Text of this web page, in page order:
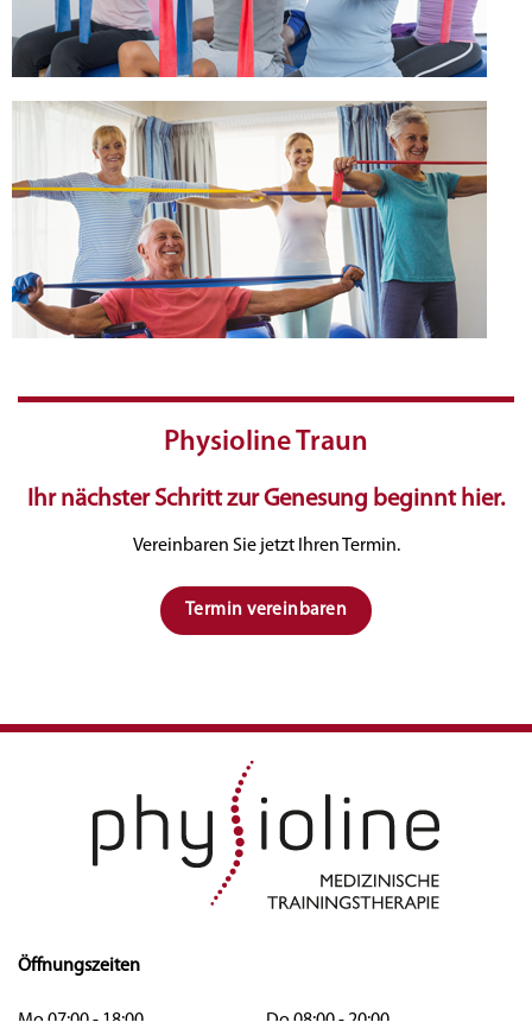
Physioline Traun
Ihr nächster Schritt zur Genesung beginnt hier.
Vereinbaren Sie jetzt Ihren Termin.
Termin vereinbaren
Öffnungszeiten
Mo 07:00 - 18:00 Do 08:00 - 20:00